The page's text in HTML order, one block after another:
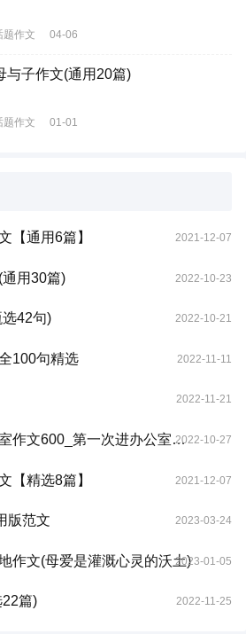
题作文 04-06
与子作文(通用20篇)
题作文 01-01
【通用6篇】 2021-12-07
用30篇) 2022-10-23
42句) 2022-10-21
100句精选 2022-11-11
2022-11-21
第一次去老师办公室作文600_第一次进办公室作文800字
2022-10-27
【精选8篇】 2021-12-07
版范文 2023-03-24
作文(母爱是灌溉心灵的沃土)2023-01-05
22篇) 2022-11-25